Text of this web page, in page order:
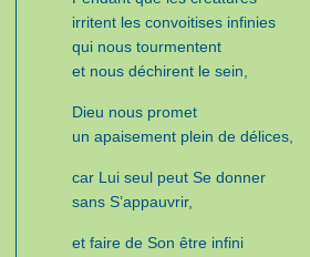
irritent les convoitises infinies
qui nous tourmentent
et nous déchirent le sein,
Dieu nous promet
un apaisement plein de délices,
car Lui seul peut Se donner
sans S’appauvrir,
et faire de Son être infini